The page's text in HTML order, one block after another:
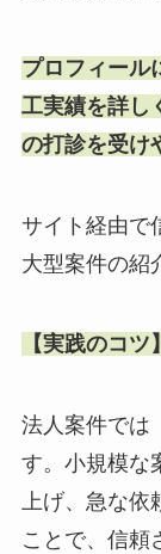
プロフィール
工実績を詳し
の打診を受け
サイト経由で
大型案件の紹
【実践のコ
法人案件では
す。小規模な
上げ、急な依
ことで、信頼